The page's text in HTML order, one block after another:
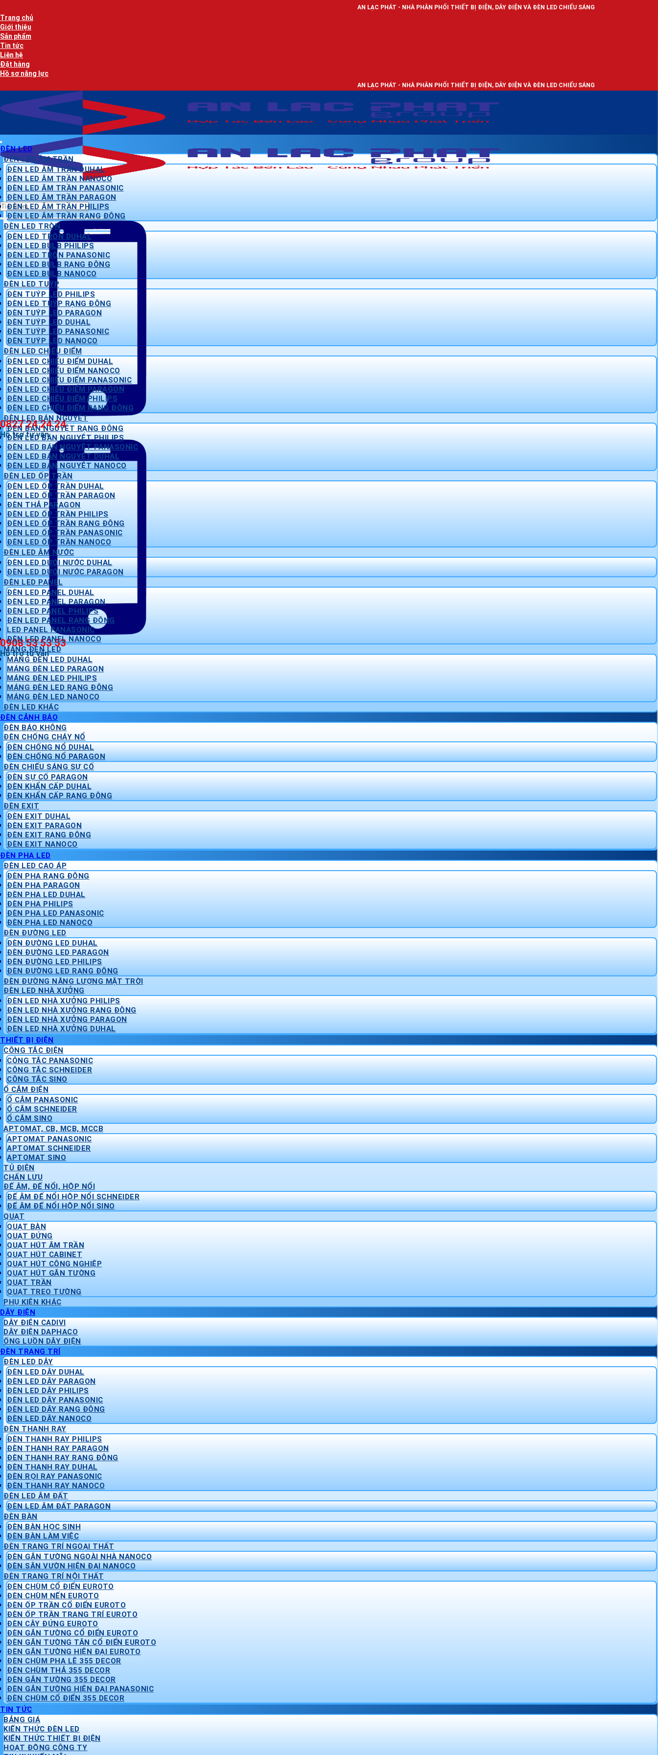
qua
nội
dung
AN LẠC PHÁT - NHÀ PHÂN PHỐI THIẾT BỊ ĐIỆN, DÂY ĐIỆN VÀ ĐÈN LED CHIẾU SÁNG
Trang chủ
Giới thiệu
Sản phẩm
Tin tức
Liên hệ
Đặt hàng
Hồ sơ năng lực
AN LẠC PHÁT - NHÀ PHÂN PHỐI THIẾT BỊ ĐIỆN, DÂY ĐIỆN VÀ ĐÈN LED CHIẾU SÁNG
Tìm
kiếm:
0827 24 24 24
Hỗ trợ tư vấn
0908 53 53 53
Hỗ trợ tư vấn
ĐÈN LED
ĐÈN LED ÂM TRẦN
ĐÈN LED ÂM TRẦN DUHAL
ĐÈN LED ÂM TRẦN NANOCO
ĐÈN LED ÂM TRẦN PANASONIC
ĐÈN LED ÂM TRẦN PARAGON
ĐÈN LED ÂM TRẦN PHILIPS
ĐÈN LED ÂM TRẦN RẠNG ĐÔNG
ĐÈN LED TRÒN
ĐÈN LED TRÒN DUHAL
ĐÈN LED BULB PHILIPS
ĐÈN LED TRÒN PANASONIC
ĐÈN LED BULB RẠNG ĐÔNG
ĐÈN LED BULB NANOCO
ĐÈN LED TUÝP
ĐÈN TUÝP LED PHILIPS
ĐÈN LED TUÝP RẠNG ĐÔNG
ĐÈN TUÝP LED PARAGON
ĐÈN TUÝP LED DUHAL
ĐÈN TUÝP LED PANASONIC
ĐÈN TUÝP LED NANOCO
ĐÈN LED CHIẾU ĐIỂM
ĐÈN LED CHIẾU ĐIỂM DUHAL
ĐÈN LED CHIẾU ĐIỂM NANOCO
ĐÈN LED CHIẾU ĐIỂM PANASONIC
ĐÈN LED CHIẾU ĐIỂM PARAGON
ĐÈN LED CHIẾU ĐIỂM PHILIPS
ĐÈN LED CHIẾU ĐIỂM RẠNG ĐÔNG
ĐÈN LED BÁN NGUYỆT
ĐÈN BÁN NGUYỆT RẠNG ĐÔNG
ĐÈN LED BÁN NGUYỆT PHILIPS
ĐÈN LED BÁN NGUYỆT PANASONIC
ĐÈN LED BÁN NGUYỆT DUHAL
ĐÈN LED BÁN NGUYỆT NANOCO
ĐÈN LED ỐP TRẦN
ĐÈN LED ỐP TRẦN DUHAL
ĐÈN LED ỐP TRẦN PARAGON
ĐÈN THẢ PARAGON
ĐÈN LED ỐP TRẦN PHILIPS
ĐÈN LED ỐP TRẦN RẠNG ĐÔNG
ĐÈN LED ỐP TRẦN PANASONIC
ĐÈN LED ỐP TRẦN NANOCO
ĐÈN LED ÂM NƯỚC
ĐÈN LED DƯỚI NƯỚC DUHAL
ĐÈN LED DƯỚI NƯỚC PARAGON
ĐÈN LED PANEL
ĐÈN LED PANEL DUHAL
ĐÈN LED PANEL PARAGON
ĐÈN LED PANEL PHILIPS
ĐÈN LED PANEL RẠNG ĐÔNG
LED PANEL PANASONIC
ĐÈN LED PANEL NANOCO
MÁNG ĐÈN LED
MÁNG ĐÈN LED DUHAL
MÁNG ĐÈN LED PARAGON
MÁNG ĐÈN LED PHILIPS
MÁNG ĐÈN LED RẠNG ĐÔNG
MÁNG ĐÈN LED NANOCO
ĐÈN LED KHÁC
ĐÈN CẢNH BÁO
ĐÈN BÁO KHÔNG
ĐÈN CHỐNG CHÁY NỔ
ĐÈN CHỐNG NỔ DUHAL
ĐÈN CHỐNG NỔ PARAGON
ĐÈN CHIẾU SÁNG SỰ CỐ
ĐÈN SỰ CỐ PARAGON
ĐÈN KHẨN CẤP DUHAL
ĐÈN KHẨN CẤP RẠNG ĐÔNG
ĐÈN EXIT
ĐÈN EXIT DUHAL
ĐÈN EXIT PARAGON
ĐÈN EXIT RẠNG ĐÔNG
ĐÈN EXIT NANOCO
ĐÈN PHA LED
ĐÈN LED CAO ÁP
ĐÈN PHA RẠNG ĐÔNG
ĐÈN PHA PARAGON
ĐÈN PHA LED DUHAL
ĐÈN PHA PHILIPS
ĐÈN PHA LED PANASONIC
ĐÈN PHA LED NANOCO
ĐÈN ĐƯỜNG LED
ĐÈN ĐƯỜNG LED DUHAL
ĐÈN ĐƯỜNG LED PARAGON
ĐÈN ĐƯỜNG LED PHILIPS
ĐÈN ĐƯỜNG LED RẠNG ĐÔNG
ĐÈN ĐƯỜNG NĂNG LƯỢNG MẶT TRỜI
ĐÈN LED NHÀ XƯỞNG
ĐÈN LED NHÀ XƯỞNG PHILIPS
ĐÈN LED NHÀ XƯỞNG RẠNG ĐÔNG
ĐÈN LED NHÀ XƯỞNG PARAGON
ĐÈN LED NHÀ XƯỞNG DUHAL
THIẾT BỊ ĐIỆN
CÔNG TẮC ĐIỆN
CÔNG TẮC PANASONIC
CÔNG TẮC SCHNEIDER
CÔNG TẮC SINO
Ổ CẮM ĐIỆN
Ổ CẮM PANASONIC
Ổ CẮM SCHNEIDER
Ổ CẮM SINO
APTOMAT, CB, MCB, MCCB
APTOMAT PANASONIC
APTOMAT SCHNEIDER
APTOMAT SINO
TỦ ĐIỆN
CHẤN LƯU
ĐẾ ÂM, ĐẾ NỔI, HỘP NỔI
ĐẾ ÂM ĐẾ NỔI HỘP NỔI SCHNEIDER
ĐẾ ÂM ĐẾ NỔI HỘP NỔI SINO
QUẠT
QUẠT BÀN
QUẠT ĐỨNG
QUẠT HÚT ÂM TRẦN
QUẠT HÚT CABINET
QUẠT HÚT CÔNG NGHIỆP
QUẠT HÚT GẮN TƯỜNG
QUẠT TRẦN
QUẠT TREO TƯỜNG
PHỤ KIỆN KHÁC
DÂY ĐIỆN
DÂY ĐIỆN CADIVI
DÂY ĐIỆN DAPHACO
ỐNG LUỒN DÂY ĐIỆN
ĐÈN TRANG TRÍ
ĐÈN LED DÂY
ĐÈN LED DÂY DUHAL
ĐÈN LED DÂY PARAGON
ĐÈN LED DÂY PHILIPS
ĐÈN LED DÂY PANASONIC
ĐÈN LED DÂY RẠNG ĐÔNG
ĐÈN LED DÂY NANOCO
ĐÈN THANH RAY
ĐÈN THANH RAY PHILIPS
ĐÈN THANH RAY PARAGON
ĐÈN THANH RAY RẠNG ĐÔNG
ĐÈN THANH RAY DUHAL
ĐÈN RỌI RAY PANASONIC
ĐÈN THANH RAY NANOCO
ĐÈN LED ÂM ĐẤT
ĐÈN LED ÂM ĐẤT PARAGON
ĐÈN BÀN
ĐÈN BÀN HỌC SINH
ĐÈN BÀN LÀM VIỆC
ĐÈN TRANG TRÍ NGOẠI THẤT
ĐÈN GẮN TƯỜNG NGOÀI NHÀ NANOCO
ĐÈN SÂN VƯỜN HIỆN ĐẠI NANOCO
ĐÈN TRANG TRÍ NỘI THẤT
ĐÈN CHÙM CỔ ĐIỂN EUROTO
ĐÈN CHÙM NẾN EUROTO
ĐÈN ỐP TRẦN CỔ ĐIỂN EUROTO
ĐÈN ỐP TRẦN TRANG TRÍ EUROTO
ĐÈN CÂY ĐỨNG EUROTO
ĐÈN GẮN TƯỜNG CỔ ĐIỂN EUROTO
ĐÈN GẮN TƯỜNG TÂN CỔ ĐIỂN EUROTO
ĐÈN GẮN TƯỜNG HIỆN ĐẠI EUROTO
ĐÈN CHÙM PHA LÊ 355 DECOR
ĐÈN CHÙM THẢ 355 DECOR
ĐÈN GẮN TƯỜNG 355 DECOR
ĐÈN GẮN TƯỜNG HIỆN ĐẠI PANASONIC
ĐÈN CHÙM CỔ ĐIỂN 355 DECOR
TIN TỨC
BẢNG GIÁ
KIẾN THỨC ĐÈN LED
KIẾN THỨC THIẾT BỊ ĐIỆN
HOẠT ĐỘNG CÔNG TY